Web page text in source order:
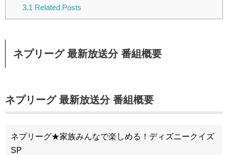
3.1 Related Posts
ネプリーグ 最新放送分 番組概要
ネプリーグ 最新放送分 番組概要
ネプリーグ★家族みんなで楽しめる！ディズニークイズ
SP